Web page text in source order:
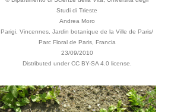
Studi di Trieste
Andrea Moro
Parigi, Vincennes, Jardin botanique de la Ville de Paris/
Parc Floral de Paris, Francia
23/09/2010
Distributed under CC BY-SA 4.0 license.